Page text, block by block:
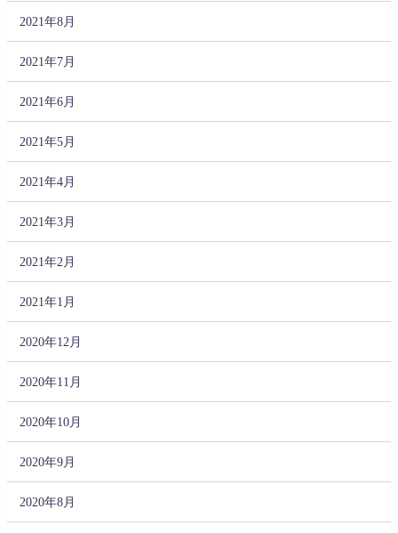
2021年8月
2021年7月
2021年6月
2021年5月
2021年4月
2021年3月
2021年2月
2021年1月
2020年12月
2020年11月
2020年10月
2020年9月
2020年8月